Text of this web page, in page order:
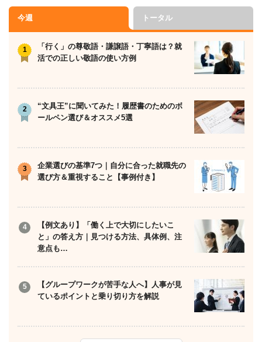
今週 トータル
「行く」の尊敬語・謙譲語・丁寧語は？就
活での正しい敬語の使い方例
“文具王”に聞いてみた！履歴書のためのボ
ールペン選び＆オススメ5選
企業選びの基準7つ｜自分に合った就職先の
選び方＆重視すること【事例付き】
【例文あり】「働く上で大切にしたいこ
と」の答え方｜見つける方法、具体例、注
意点も…
【グループワークが苦手な人へ】人事が見
ているポイントと乗り切り方を解説